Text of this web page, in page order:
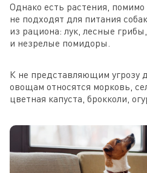
Однако есть растения, помимо
не подходят для питания
из рациона: лук, лесные
и незрелые помидоры.
К не представляющим угрозу
овощам относятся морковь,
цветная капуста, брокколи,